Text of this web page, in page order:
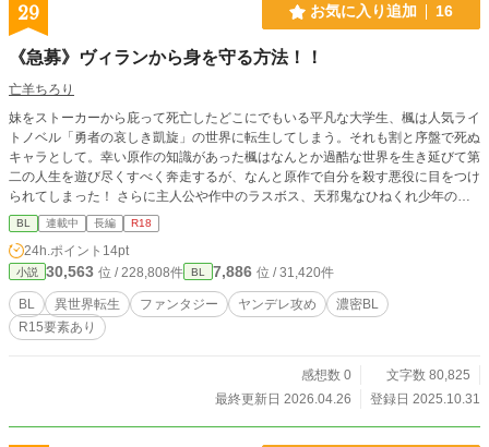
29 お気に入り追加 16
《急募》ヴィランから身を守る方法！！
亡羊ちろり
妹をストーカーから庇って死亡したどこにでもいる平凡な大学生、楓は人気ライ
トノベル「勇者の哀しき凱旋」の世界に転生してしまう。それも割と序盤で死ぬ
キャラとして。幸い原作の知識があった楓はなんとか過酷な世界を生き延びて第
二の人生を遊び尽くすべく奔走するが、なんと原作で自分を殺す悪役に目をつけ
られてしまった！ さらに主人公や作中のラスボス、天邪鬼なひねくれ少年の態
度の変化も気になり——？！ ただ平穏な生活を送りたいだけなのに、周りが俺
を放っておいてくれない！誰でもいいから教えてくれ！ 俺がこいつらから身を
守る方法を！！ ※主人公は元々異性愛者です！ ※ヤンデレ注意！特に成長する
とはいえ攻めがかなりひどいです！ ※NLカプが登場します ※女性キャラの活躍
多め 以上、何でも大丈夫な方はどうぞ…！
BL 連載中 長編 R18
24h.ポイント 14pt
小説 30,563 位 / 228,808件 BL 7,886 位 / 31,420件
BL 異世界転生 ファンタジー ヤンデレ攻め
濃密BL
R15要素あり
感想数 0
文字数 80,825
最終更新日 2026.04.26
登録日 2025.10.31